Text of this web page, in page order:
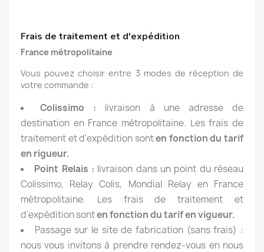
Frais de traitement et d'expédition
France métropolitaine
Vous pouvez choisir entre 3 modes de réception de
votre commande :
Colissimo : livraison à une adresse de
destination en France métropolitaine. Les frais de
traitement et d'expédition sonten fonction du tarif
en rigueur.
Point Relais : livraison dans un point du réseau
Colissimo, Relay Colis, Mondial Relay en France
métropolitaine. Les frais de traitement et
d'expédition sonten fonction du tarif en vigueur.
Passage sur le site de fabrication (sans frais) :
nous vous invitons à prendre rendez-vous en nous